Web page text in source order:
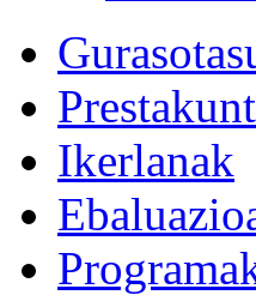
Ikerlanak